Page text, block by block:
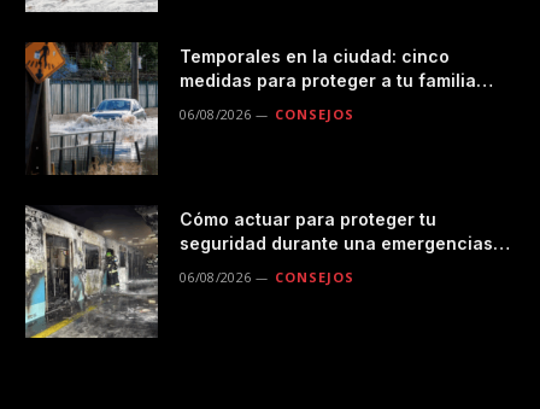
Temporales en la ciudad: cinco
medidas para proteger a tu familia
06/08/2026 CONSEJOS
Cómo actuar para proteger tu
seguridad durante una emergencias
06/08/2026 CONSEJOS